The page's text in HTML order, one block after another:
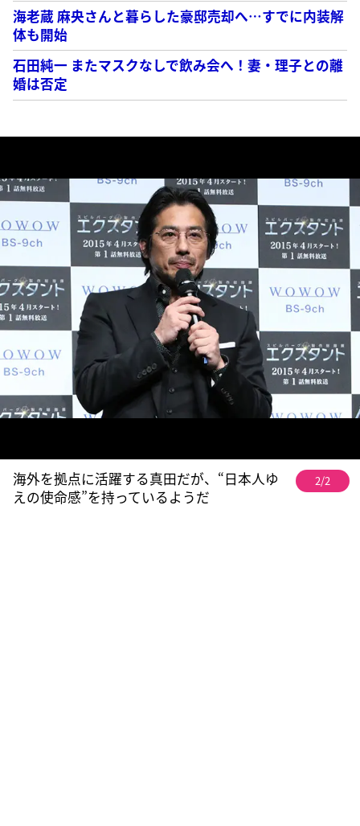
海老蔵 麻央さんと暮らした豪邸売却へ…すでに内装解
体も開始
石田純一 またマスクなしで飲み会へ！妻・理子との離
婚は否定
海外を拠点に活躍する真田だが、“日本人ゆ
えの使命感”を持っているようだ
2/2